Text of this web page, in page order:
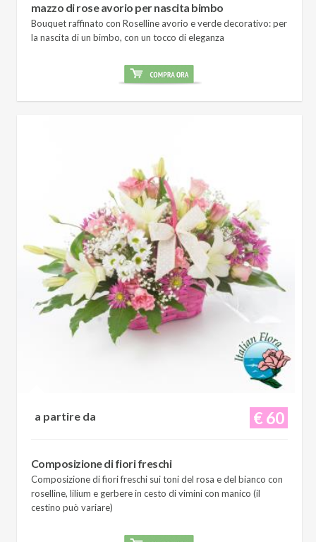
mazzo di rose avorio per nascita bimbo
Bouquet raffinato con Roselline avorio e verde decorativo: per
la nascita di un bimbo, con un tocco di eleganza
€ 60
a partire da
Composizione di fiori freschi
Composizione di fiori freschi sui toni del rosa e del bianco con
roselline, lilium e gerbere in cesto di vimini con manico (il
cestino può variare)